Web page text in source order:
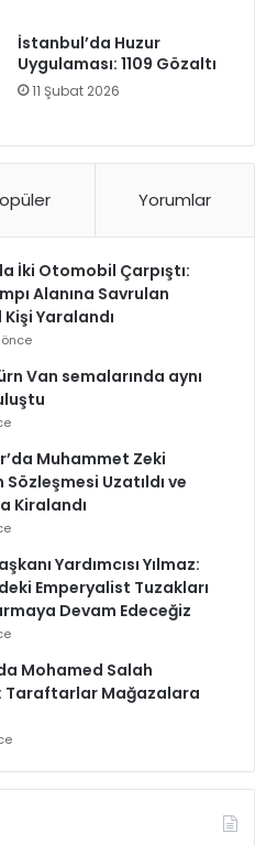
İstanbul’da Huzur
Uygulaması: 1109 Gözaltı
11 Şubat 2026
Yorumlar
İki Otomobil Çarpıştı:
Alanına Savrulan
Yaralandı
Van semalarında aynı
Muhammet Zeki
Sözleşmesi Uzatıldı ve
Kiralandı
Yardımcısı Yılmaz:
Emperyalist Tuzakları
Devam Edeceğiz
Mohamed Salah
Taraftarlar Mağazalara